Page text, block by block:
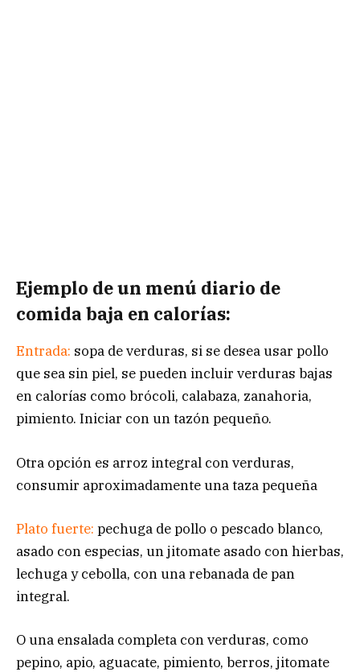
Ejemplo de un menú diario de
comida baja en calorías:
Entrada: sopa de verduras, si se desea usar pollo
que sea sin piel, se pueden incluir verduras bajas
en calorías como brócoli, calabaza, zanahoria,
pimiento. Iniciar con un tazón pequeño.
Otra opción es arroz integral con verduras,
consumir aproximadamente una taza pequeña
Plato fuerte: pechuga de pollo o pescado blanco,
asado con especias, un jitomate asado con hierbas,
lechuga y cebolla, con una rebanada de pan
integral.
O una ensalada completa con verduras, como
pepino, apio, aguacate, pimiento, berros, jitomate